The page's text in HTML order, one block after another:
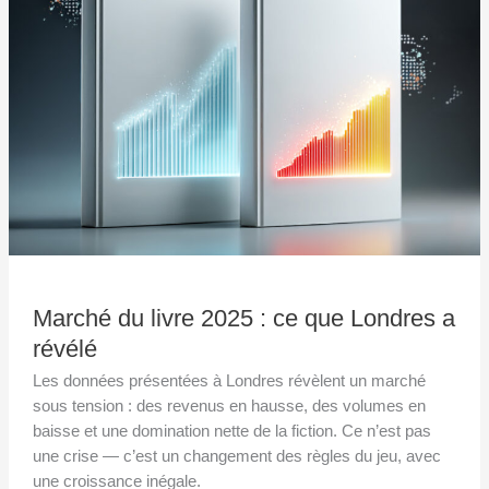
Marché du livre 2025 : ce que Londres a
révélé
Les données présentées à Londres révèlent un marché
sous tension : des revenus en hausse, des volumes en
baisse et une domination nette de la fiction. Ce n’est pas
une crise — c’est un changement des règles du jeu, avec
une croissance inégale.